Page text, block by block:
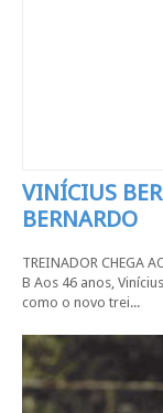
VINÍCIUS
BERNARDO
TREINADOR CHEGA
B Aos 46 anos,
como o novo trei...